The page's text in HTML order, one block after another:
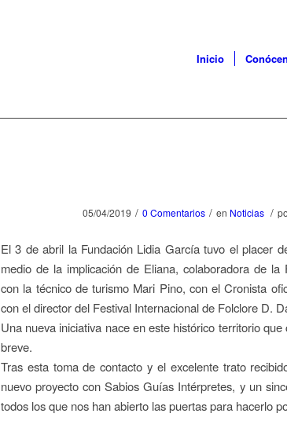
Inicio
05/04/2019 / 0 Comentarios / en Noticias /
El 3 de abril la Fundación Lidia García tuvo el placer
medio de la implicación de Eliana, colaboradora de la
con la técnico de turismo Mari Pino, con el Cronista
con el director del Festival Internacional de Folclore D.
Una nueva iniciativa nace en este histórico territorio
breve.
Tras esta toma de contacto y el excelente trato
nuevo proyecto con Sabios Guías Intérpretes, y un
todos los que nos han abierto las puertas para hacerlo